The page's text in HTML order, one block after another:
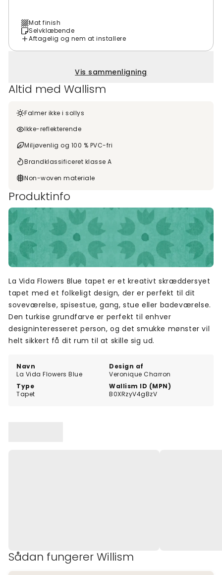
Mat finish
Selvklæbende
Aftagelig og nem at installere
Vis sammenligning
Altid med Wallism
Falmer ikke i sollys
Ikke-reflekterende
Miljøvenlig og 100 % PVC-fri
Brandklassificeret klasse A
Non-woven materiale
Produktinfo
Navn
La Vida Flowers Blue
Design af
Veronique Charron
Type
Tapet
Wallism ID (MPN)
B0XRzyV4gBzV
La Vida Flowers Blue tapet er et kreativt skræddersyet
tapet med et folkeligt design, der er perfekt til dit
soveværelse, spisestue, gang, stue eller badeværelse.
Den turkise grundfarve er perfekt til enhver
designinteresseret person, og det smukke mønster vil
helt sikkert få dit rum til at skille sig ud.
Sådan fungerer Willism